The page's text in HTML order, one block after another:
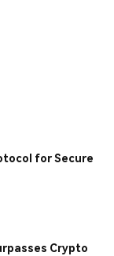
for Secure
Crypto